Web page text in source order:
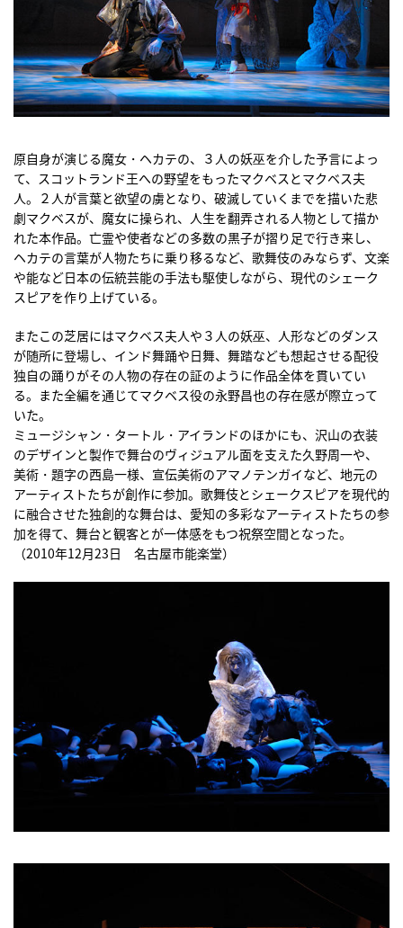
原自身が演じる魔女・ヘカテの、３人の妖巫を介した予言によっ
て、スコットランド王への野望をもったマクベスとマクベス夫
人。２人が言葉と欲望の虜となり、破滅していくまでを描いた悲
劇マクベスが、魔女に操られ、人生を翻弄される人物として描か
れた本作品。亡霊や使者などの多数の黒子が摺り足で行き来し、
ヘカテの言葉が人物たちに乗り移るなど、歌舞伎のみならず、文楽
や能など日本の伝統芸能の手法も駆使しながら、現代のシェーク
スピアを作り上げている。
またこの芝居にはマクベス夫人や３人の妖巫、人形などのダンス
が随所に登場し、インド舞踊や日舞、舞踏なども想起させる配役
独自の踊りがその人物の存在の証のように作品全体を貫いてい
る。また全編を通じてマクベス役の永野昌也の存在感が際立って
いた。
ミュージシャン・タートル・アイランドのほかにも、沢山の衣装
のデザインと製作で舞台のヴィジュアル面を支えた久野周一や、
美術・題字の西島一様、宣伝美術のアマノテンガイなど、地元の
アーティストたちが創作に参加。歌舞伎とシェークスピアを現代的
に融合させた独創的な舞台は、愛知の多彩なアーティストたちの参
加を得て、舞台と観客とが一体感をもつ祝祭空間となった。
（2010年12月23日 名古屋市能楽堂）